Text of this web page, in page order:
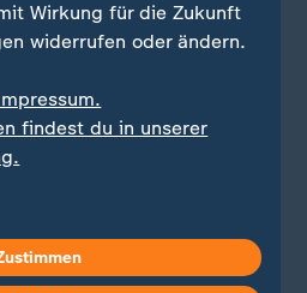
Europäer stärker
das deutsch-amerikanische
werde, sei schwer
Wir müssen so eng wie
zusammenarbeiten
Partner auch für
Wirkung für die Zukunft
widerrufen oder ändern.
findest du in unserer